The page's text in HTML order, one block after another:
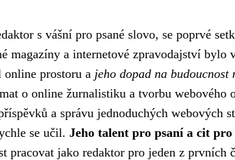
s vášní pro psané slovo, se poprvé
magazíny a internetové zpravodajství
online prostoru a jeho dopad na budoucnost
o online žurnalistiku a tvorbu webového
a správu jednoduchých webových
se učil. Jeho talent pro psaní a cit
pracovat jako redaktor pro jeden z prvních